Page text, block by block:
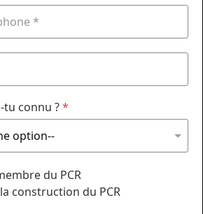
tu connu ?*
du PCR
construction du PCR